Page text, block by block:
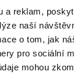
a reklam,
naší
o tom, jak
pro sociální
mohou
Run ve Věznici